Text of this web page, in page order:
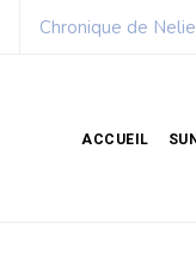
Sport : La
ACCUEIL